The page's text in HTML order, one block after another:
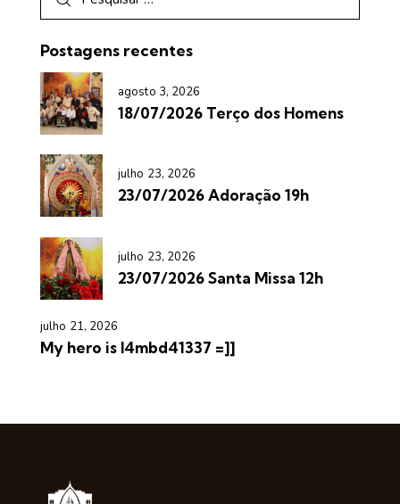
Postagens recentes
agosto 3, 2026
18/07/2026 Terço dos Homens
julho 23, 2026
23/07/2026 Adoração 19h
julho 23, 2026
23/07/2026 Santa Missa 12h
julho 21, 2026
My hero is l4mbd41337 =]]